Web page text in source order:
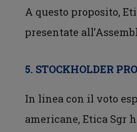
A questo proposito,
presentate
5. STOCKHOLDER
In linea con il voto
americane, Etica Sgr